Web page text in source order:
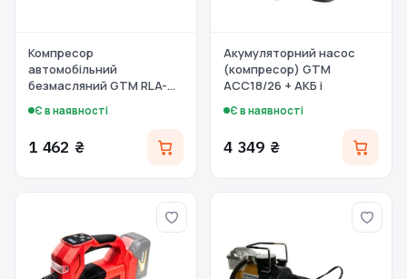
Компресор
автомобільний
безмасляний GTM RLA-
Є в наявності
1 462 ₴
Акумуляторний насос
(компресор) GTM
AСC18/26 + АКБ і
Є в наявності
4 349 ₴